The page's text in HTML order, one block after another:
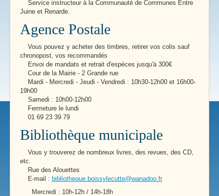
Service instructeur à la Communauté de Communes Entre
Juine et Renarde.
Agence Postale
Vous pouvez y acheter des timbres, retirer vos colis sauf
chronopost, vos recommandés
Envoi de mandats et retrait d'espèces jusqu'à 300€
Cour de la Mairie - 2 Grande rue
Mardi - Mercredi - Jeudi - Vendredi : 10h30-12h00 et 16h00-
19h00
Samedi : 10h00-12h00
Fermeture le lundi
01 69 23 39 79
Bibliothèque municipale
Vous y trouverez de nombreux livres, des revues, des CD,
etc.
Rue des Alouettes
E-mail : bibliotheque.boissylecutte@wanadoo.fr
Mercredi : 10h-12h / 14h-18h